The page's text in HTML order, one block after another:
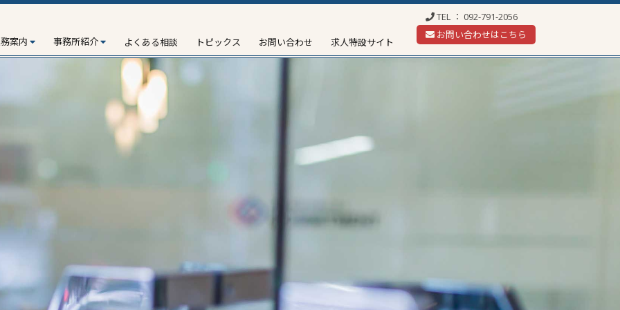
案内 事務所紹介 よくある相談 トピックス お問い合わせ 求人特設サイト
TEL ： 092-791-2056
お問い合わせはこちら